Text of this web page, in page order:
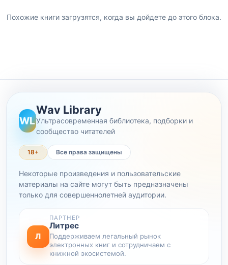
Похожие книги загрузятся, когда вы дойдете до этого блока.
WL
Wav Library
Ультрасовременная библиотека, подборки и
сообщество читателей
18+ Все права защищены
Некоторые произведения и пользовательские
материалы на сайте могут быть предназначены
только для совершеннолетней аудитории.
Л
ПАРТНЕР
Литрес
Поддерживаем легальный рынок
электронных книг и сотрудничаем с
книжной экосистемой.